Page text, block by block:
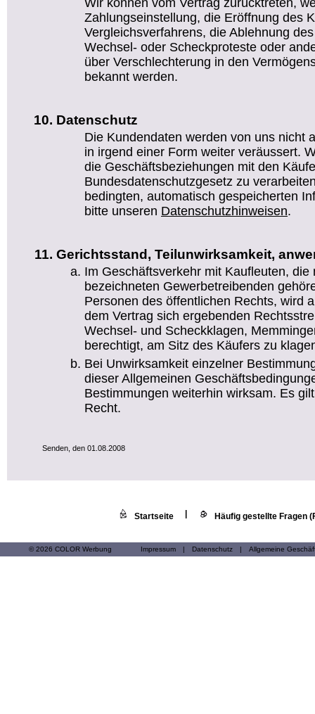
Wir können vom Vertrag zurücktreten,
Zahlungseinstellung, die Eröffnung des
Vergleichsverfahrens, die Ablehnung
Wechsel- oder Scheckproteste oder
über Verschlechterung in den
bekannt werden.
Datenschutz
Die Kundendaten werden von uns nicht
in irgend einer Form weiter veräussert.
die Geschäftsbeziehungen mit den
Bundesdatenschutzgesetz zu
bedingten, automatisch gespeicherten
bitte unseren Datenschutzhinweisen.
Gerichtsstand, Teilunwirksamkeit,
Im Geschäftsverkehr mit Kaufleuten, die
bezeichneten Gewerbetreibenden
Personen des öffentlichen Rechts, wird
dem Vertrag sich ergebenden
Wechsel- und Scheckklagen,
berechtigt, am Sitz des Käufers zu
Bei Unwirksamkeit einzelner
dieser Allgemeinen
Bestimmungen weiterhin wirksam. Es
Recht.
Senden, den 01.08.2008
Startseite Häufig gestellte Fragen
© 2026 COLOR Werbung Impressum | Datenschutz | Allgemeine